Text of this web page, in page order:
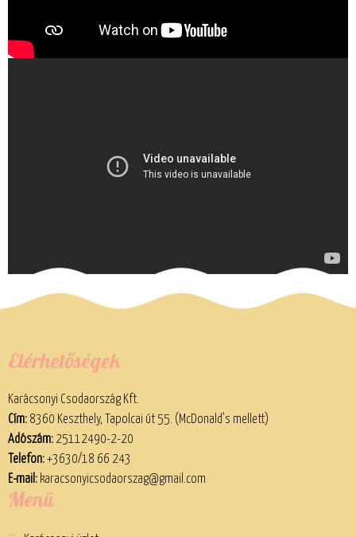
Elérhetőségek
Karácsonyi Csodaország Kft.
Cím:8360 Keszthely, Tapolcai út 55. (McDonald’s mellett)
Adószám:25112490-2-20
Telefon:+3630/18 66 243
E-mail: karacsonyicsodaorszag@gmail.com
Menü